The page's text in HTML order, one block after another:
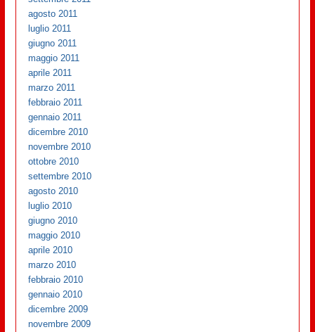
agosto 2011
luglio 2011
giugno 2011
maggio 2011
aprile 2011
marzo 2011
febbraio 2011
gennaio 2011
dicembre 2010
novembre 2010
ottobre 2010
settembre 2010
agosto 2010
luglio 2010
giugno 2010
maggio 2010
aprile 2010
marzo 2010
febbraio 2010
gennaio 2010
dicembre 2009
novembre 2009